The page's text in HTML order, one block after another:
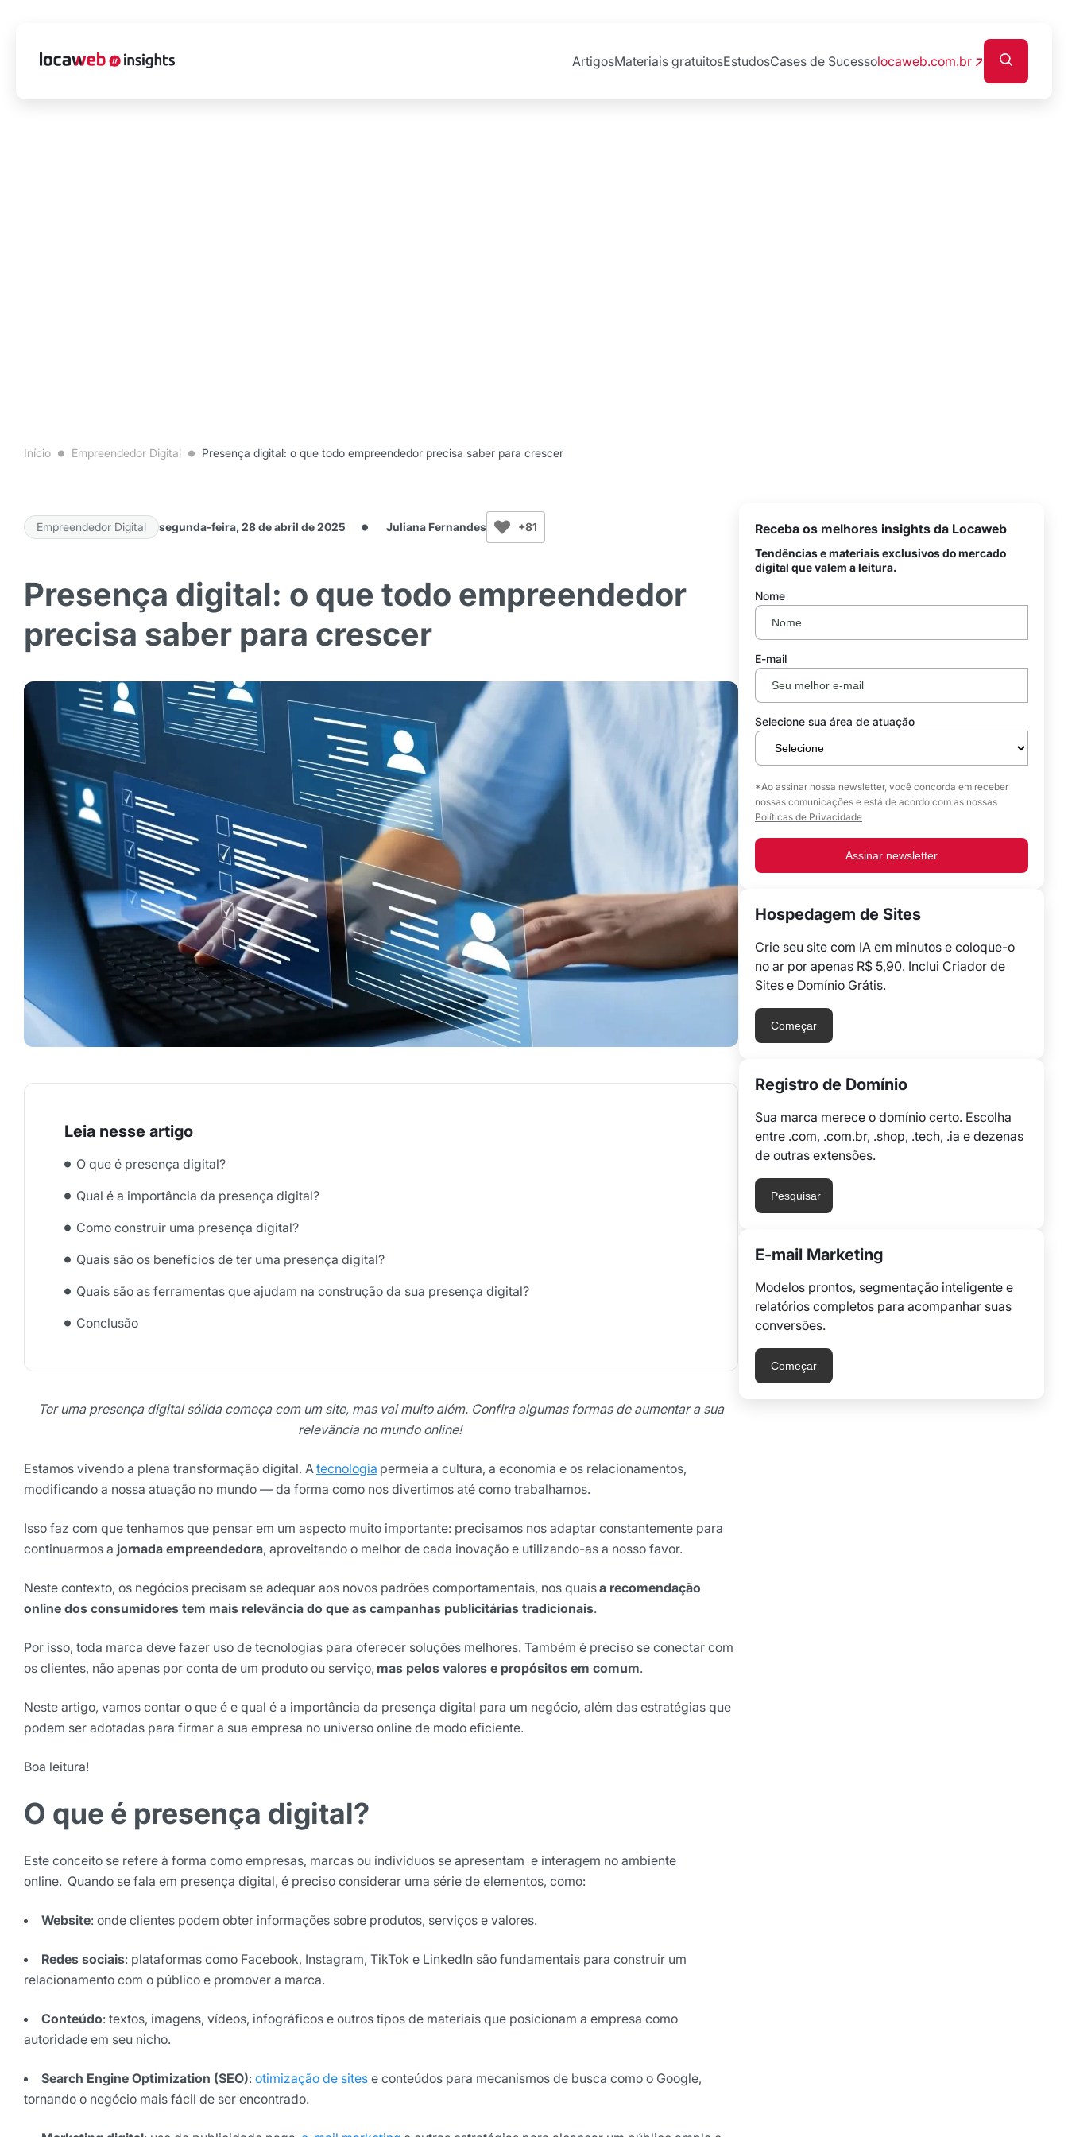
ArtigosMateriais gratuitosEstudosCases de Sucessolocaweb.com.br
Início Empreendedor Digital Presença digital: o que todo empreendedor precisa saber para crescer
Empreendedor Digital segunda-feira, 28 de abril de 2025 Juliana Fernandes +81
Presença digital: o que todo empreendedor
precisa saber para crescer
O que é presença digital?
Qual é a importância da presença digital?
Como construir uma presença digital?
Quais são os benefícios de ter uma presença digital?
Quais são as ferramentas que ajudam na construção da sua presença digital?
Conclusão
Ter uma presença digital sólida começa com um site, mas vai muito além. Confira algumas formas de aumentar a sua
relevância no mundo online!
Estamos vivendo a plena transformação digital. A tecnologia permeia a cultura, a economia e os relacionamentos,
modificando a nossa atuação no mundo — da forma como nos divertimos até como trabalhamos.
Isso faz com que tenhamos que pensar em um aspecto muito importante: precisamos nos adaptar constantemente para
continuarmos a jornada empreendedora, aproveitando o melhor de cada inovação e utilizando-as a nosso favor.
Neste contexto, os negócios precisam se adequar aos novos padrões comportamentais, nos quaisa recomendação
online dos consumidores tem mais relevância do que as campanhas publicitárias tradicionais.
Por isso, toda marca deve fazer uso de tecnologias para oferecer soluções melhores. Também é preciso se conectar com
os clientes, não apenas por conta de um produto ou serviço, mas pelos valores e propósitos em comum.
Neste artigo, vamos contar o que é e qual é a importância da presença digital para um negócio, além das estratégias que
podem ser adotadas para firmar a sua empresa no universo online de modo eficiente.
Boa leitura!
O que é presença digital?
Este conceito se refere à forma como empresas, marcas ou indivíduos se apresentam e interagem no ambiente
online. Quando se fala em presença digital, é preciso considerar uma série de elementos, como:
Website: onde clientes podem obter informações sobre produtos, serviços e valores.
Redes sociais: plataformas como Facebook, Instagram, TikTok e LinkedIn são fundamentais para construir um
relacionamento com o público e promover a marca.
Conteúdo: textos, imagens, vídeos, infográficos e outros tipos de materiais que posicionam a empresa como
autoridade em seu nicho.
Search Engine Optimization (SEO): otimização de sites e conteúdos para mecanismos de busca como o Google,
tornando o negócio mais fácil de ser encontrado.
Receba os melhores insights da Locaweb
Tendências e materiais exclusivos do mercado
digital que valem a leitura.
Nome
E-mail
Selecione sua área de atuação
*Ao assinar nossa newsletter, você concorda em receber
nossas comunicações e está de acordo com as nossas
Políticas de Privacidade
Assinar newsletter
Hospedagem de Sites
Crie seu site com IA em minutos e coloque-o
no ar por apenas R$ 5,90. Inclui Criador de
Sites e Domínio Grátis.
Começar
Registro de Domínio
Sua marca merece o domínio certo. Escolha
entre .com, .com.br, .shop, .tech, .ia e dezenas
de outras extensões.
Pesquisar
E-mail Marketing
Modelos prontos, segmentação inteligente e
relatórios completos para acompanhar suas
conversões.
Começar
Receba os melhores insights da Locaweb
digital que valem a leitura.
Selecione sua área de atuação
*Ao assinar nossa newsletter, você concorda em receber
nossas comunicações e está de acordo com as nossas Políticas